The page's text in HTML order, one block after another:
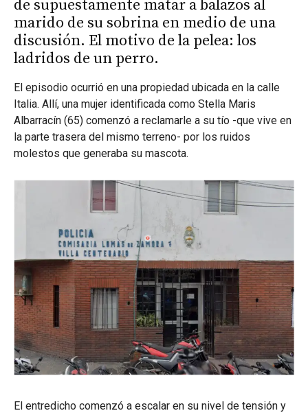
de supuestamente matar a balazos al
marido de su sobrina en medio de una
discusión. El motivo de la pelea: los
ladridos de un perro.
El episodio ocurrió en una propiedad ubicada en la calle
Italia. Allí, una mujer identificada como Stella Maris
Albarracín (65) comenzó a reclamarle a su tío -que vive en
la parte trasera del mismo terreno- por los ruidos
molestos que generaba su mascota.
El entredicho comenzó a escalar en su nivel de tensión y